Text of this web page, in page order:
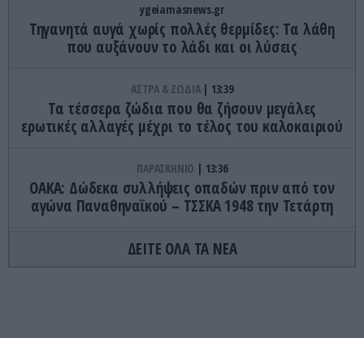
ygeiamasnews.gr
Τηγανητά αυγά χωρίς πολλές θερμίδες: Τα λάθη
που αυξάνουν το λάδι και οι λύσεις
ΑΣΤΡΑ & ΖΩΔΙΑ 13:39
Τα τέσσερα ζώδια που θα ζήσουν μεγάλες
ερωτικές αλλαγές μέχρι το τέλος του καλοκαιριού
ΠΑΡΑΣΚΗΝΙΟ 13:36
ΟΑΚΑ: Δώδεκα συλλήψεις οπαδών πριν από τον
αγώνα Παναθηναϊκού – ΤΣΣΚΑ 1948 την Τετάρτη
GOOD LIFE 13:30
Ο γρίφος με τον βαρκάρη και το πρόβατο που έχει
ΔΕΙΤΕ ΟΛΑ ΤΑ ΝΕΑ